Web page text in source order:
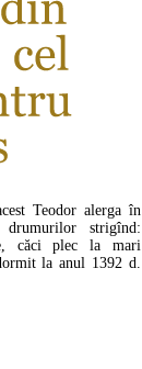
Teodor alerga în
strigînd:
căci plec la mari
la anul 1392 d.